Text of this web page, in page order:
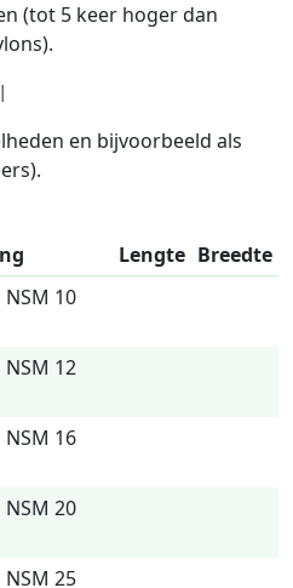
(tot 5 keer hoger dan
en bijvoorbeeld als
Lengte Breedte
10
12
16
20
25